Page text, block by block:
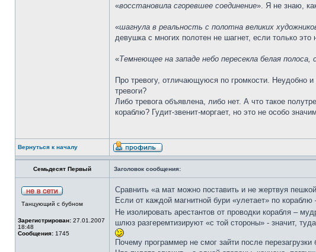
«восстановила сгоревшее соединение». Я не знаю,
«шагнула в реальность с полотна великих
девушка с многих полотен не шагнет, если только это
«Темнеющее на западе небо пересекла белая
Про тревогу, отличающуюся по громкости. Неудобно
тревоги?
Либо тревога объявлена, либо нет. А что такое
кораблю? Гудит-звенит-моргает, но это не особо
Вернуться к началу
Семьдесят Первый Заголовок сообщения:
Танцующий с бубном
Зарегистрирован: 27.01.2007
18:48
Сообщения: 1745
Сравнить «а мат можно поставить и не жертвуя
Если от каждой магнитной бури «улетает» по
Не изолировать арестантов от проводки корабля –
шлюз разгеремтизируют «с той стороны» - значит,
Почему программер не смог зайти после